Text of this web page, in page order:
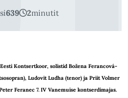
639 2minutit
Kontsertkoor, solistid Božena Ferancová-
Ludovit Ludha (tenor) ja Priit Volmer
Feranec 7. IV Vanemuise kontserdimajas.